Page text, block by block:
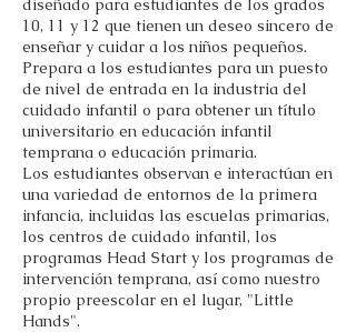
diseñado para estudiantes de los grados
10, 11 y 12 que tienen un deseo sincero de
enseñar y cuidar a los niños pequeños.
Prepara a los estudiantes para un puesto
de nivel de entrada en la industria del
cuidado infantil o para obtener un título
universitario en educación infantil
temprana o educación primaria.
Los estudiantes observan e interactúan en
una variedad de entornos de la primera
infancia, incluidas las escuelas primarias,
los centros de cuidado infantil, los
programas Head Start y los programas de
intervención temprana, así como nuestro
propio preescolar en el lugar, "Little
Hands".